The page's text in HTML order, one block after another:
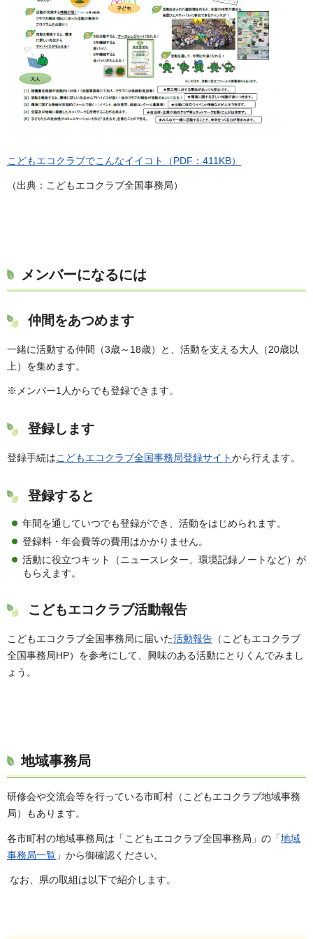
こどもエコクラブでこんなイイコト（PDF：411KB）
（出典：こどもエコクラブ全国事務局）
メンバーになるには
仲間をあつめます
一緒に活動する仲間（3歳～18歳）と、活動を支える大人（20歳以
上）を集めます。
※メンバー1人からでも登録できます。
登録します
登録手続はこどもエコクラブ全国事務局登録サイトから行えます。
登録すると
年間を通していつでも登録ができ、活動をはじめられます。
登録料・年会費等の費用はかかりません。
活動に役立つキット（ニュースレター、環境記録ノートなど）が
もらえます。
こどもエコクラブ活動報告
こどもエコクラブ全国事務局に届いた活動報告 （こどもエコクラブ
全国事務局HP）を参考にして、興味のある活動にとりくんでみまし
ょう。
地域事務局
研修会や交流会等を行っている市町村（こどもエコクラブ地域事務
局）もあります。
各市町村の地域事務局は「こどもエコクラブ全国事務局」の「地域
事務局一覧 」から御確認ください。
なお、県の取組は以下で紹介します。